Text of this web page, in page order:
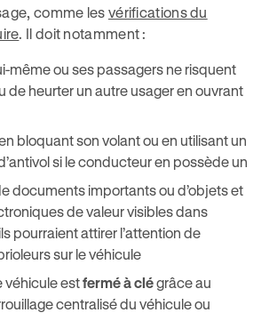
comme les vérifications du
. Il doit notamment :
même ou ses passagers ne risquent
de heurter un autre usager en ouvrant
bloquant son volant ou en utilisant un
si le conducteur en possède un
documents importants ou d’objets et
de valeur visibles dans
pourraient attirer l’attention de
sur le véhicule
véhicule estfermé à clégrâce au
centralisé du véhicule ou